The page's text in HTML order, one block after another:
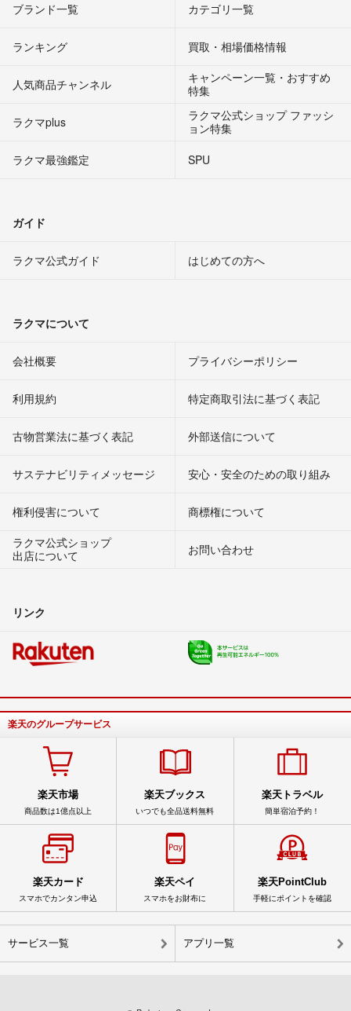
ブランド一覧 カテゴリ一覧
ランキング 買取・相場価格情報
人気商品チャンネル
キャンペーン一覧・おすすめ
特集
ラクマplus
ラクマ公式ショップ ファッシ
ョン特集
ラクマ最強鑑定
SPU
ガイド
ラクマ公式ガイド はじめての方へ
ラクマについて
会社概要 プライバシーポリシー
利用規約 特定商取引法に基づく表記
古物営業法に基づく表記 外部送信について
サステナビリティメッセージ 安心・安全のための取り組み
権利侵害について
商標権について
ラクマ公式ショップ
出店について
お問い合わせ
リンク
楽天のグループサービス
楽天市場
商品数は1億点以上
楽天ブックス
いつでも全品送料無料
楽天トラベル
簡単宿泊予約！
楽天カード
スマホでカンタン申込
楽天ペイ
スマホをお財布に
楽天PointClub
手軽にポイントを確認
サービス一覧 アプリ一覧